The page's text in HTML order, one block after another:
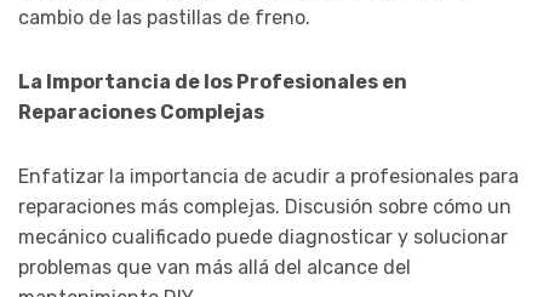
cambio de las pastillas de freno.
La Importancia de los Profesionales en
Reparaciones Complejas
Enfatizar la importancia de acudir a profesionales para
reparaciones más complejas. Discusión sobre cómo un
mecánico cualificado puede diagnosticar y solucionar
problemas que van más allá del alcance del